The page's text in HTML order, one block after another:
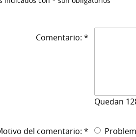
Comentario: *
Quedan
del comentario: *